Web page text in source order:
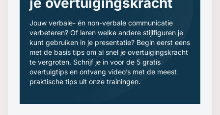
Jouw verbale- én non-verbale communicatie
verbeteren? Of leren welke andere stijlfiguren je
kunt gebruiken in je presentatie? Begin eerst eens
met de basis tips om al snel je overtuigingskracht
te vergroten. Schrijf je in voor de 5 gratis
overtuigtips en ontvang video’s met de meest
praktische tips uit onze trainingen.